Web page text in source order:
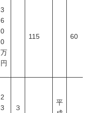
3
6
0
0
万
円
115 60
2
3
３
平